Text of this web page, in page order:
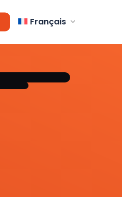
Français